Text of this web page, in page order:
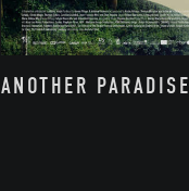
ANOTHER PARADISE